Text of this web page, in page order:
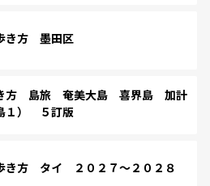
き方 墨田区
方 島旅 奄美大島 喜界島 加計
１） ５訂版
き方 タイ ２０２７～２０２８